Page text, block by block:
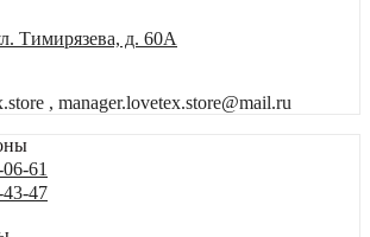
Тимирязева, д. 60А
, manager.lovetex.store@mail.ru
61
47